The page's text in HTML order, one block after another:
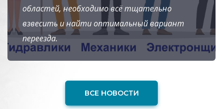
областей, необходимо всё тщательно
взвесить и найти оптимальный вариант
переезда.
ВСЕ НОВОСТИ